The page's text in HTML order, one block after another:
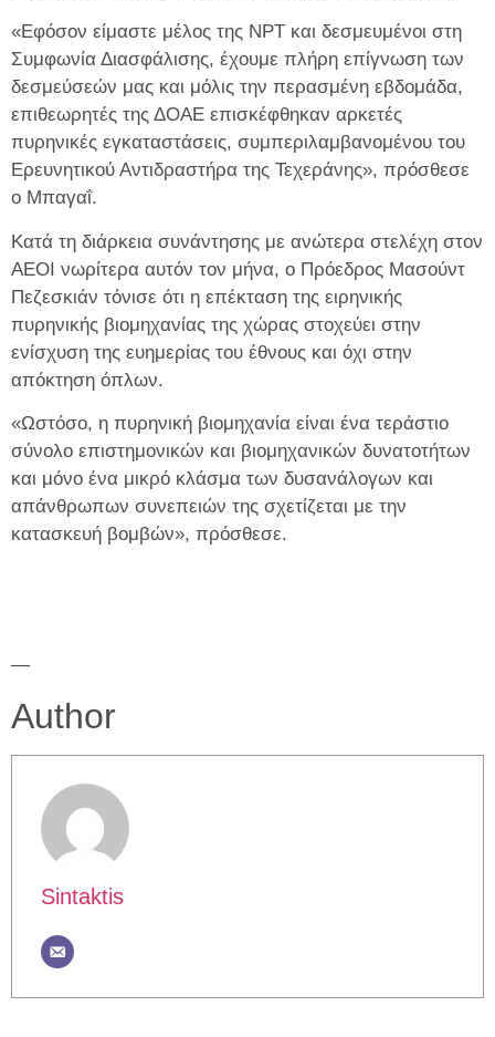
«Εφόσον είμαστε μέλος της NPT και δεσμευμένοι στη
Συμφωνία Διασφάλισης, έχουμε πλήρη επίγνωση των
δεσμεύσεών μας και μόλις την περασμένη εβδομάδα,
επιθεωρητές της ΔΟΑΕ επισκέφθηκαν αρκετές
πυρηνικές εγκαταστάσεις, συμπεριλαμβανομένου του
Ερευνητικού Αντιδραστήρα της Τεχεράνης», πρόσθεσε
ο Μπαγαΐ.
Κατά τη διάρκεια συνάντησης με ανώτερα στελέχη στον
AEOI νωρίτερα αυτόν τον μήνα, ο Πρόεδρος Μασούντ
Πεζεσκιάν τόνισε ότι η επέκταση της ειρηνικής
πυρηνικής βιομηχανίας της χώρας στοχεύει στην
ενίσχυση της ευημερίας του έθνους και όχι στην
απόκτηση όπλων.
«Ωστόσο, η πυρηνική βιομηχανία είναι ένα τεράστιο
σύνολο επιστημονικών και βιομηχανικών δυνατοτήτων
και μόνο ένα μικρό κλάσμα των δυσανάλογων και
απάνθρωπων συνεπειών της σχετίζεται με την
κατασκευή βομβών», πρόσθεσε.
—
Author
Sintaktis